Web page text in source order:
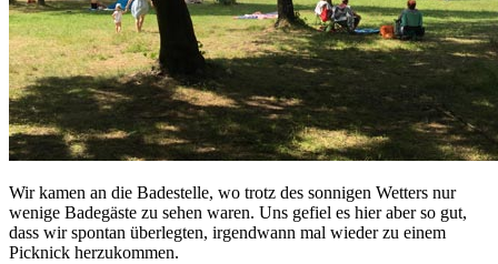
Wir kamen an die Badestelle, wo trotz des sonnigen Wetters nur
wenige Badegäste zu sehen waren. Uns gefiel es hier aber so gut,
dass wir spontan überlegten, irgendwann mal wieder zu einem
Picknick herzukommen.